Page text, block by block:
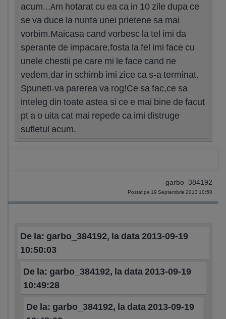
acum...Am hotarat cu ea ca in 10 zile dupa ce
se va duce la nunta unei prietene sa mai
vorbim.Maicasa cand vorbesc la tel imi da
sperante de impacare,fosta la fel imi face cu
unele chestii pe care mi le face cand ne
vedem,dar in schimb imi zice ca s-a terminat.
Spuneti-va parerea va rog!Ce sa fac,ce sa
inteleg din toate astea si ce e mai bine de facut
pt a o uita cat mai repede ca imi distruge
sufletul acum.
garbo_384192
Postat pe 19 Septembrie 2013 10:50
De la: garbo_384192, la data 2013-09-19
10:50:03
De la: garbo_384192, la data 2013-09-19
10:49:28
De la: garbo_384192, la data 2013-09-19